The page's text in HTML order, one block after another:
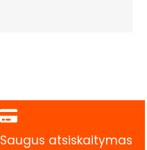
Saugus atsiskaitymas